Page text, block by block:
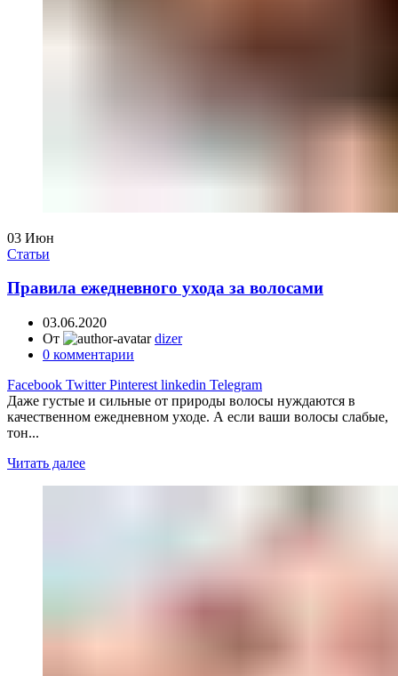
03 Июн
Статьи
Правила ежедневного ухода за волосами
03.06.2020
От
dizer
0 комментарии
Facebook Twitter Pinterest linkedin Telegram
Даже густые и сильные от природы волосы нуждаются в
качественном ежедневном уходе. А если ваши волосы слабые,
тон...
Читать далее